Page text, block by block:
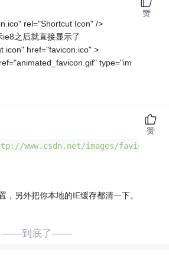
rel="Shortcut Icon" />
之后就直接显示了
icon" href="favicon.ico" >
type="im
赞
www.csdn.net/images/
，另外把你本地的IE缓存都清一下。
赞
——到底了——